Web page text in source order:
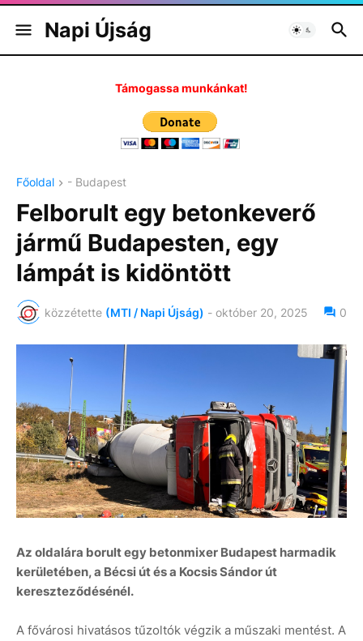
Napi Újság
Támogassa munkánkat!
Főoldal - Budapest
Felborult egy betonkeverő
jármű Budapesten, egy
lámpát is kidöntött
közzétette (MTI / Napi Újság) - október 20, 2025 0
Az oldalára borult egy betonmixer Budapest harmadik
kerületében, a Bécsi út és a Kocsis Sándor út
kereszteződésénél.
A fővárosi hivatásos tűzoltók végzik a műszaki mentést. A